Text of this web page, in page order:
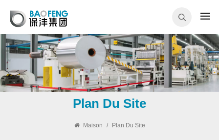
Plan Du Site
Maison / Plan Du Site